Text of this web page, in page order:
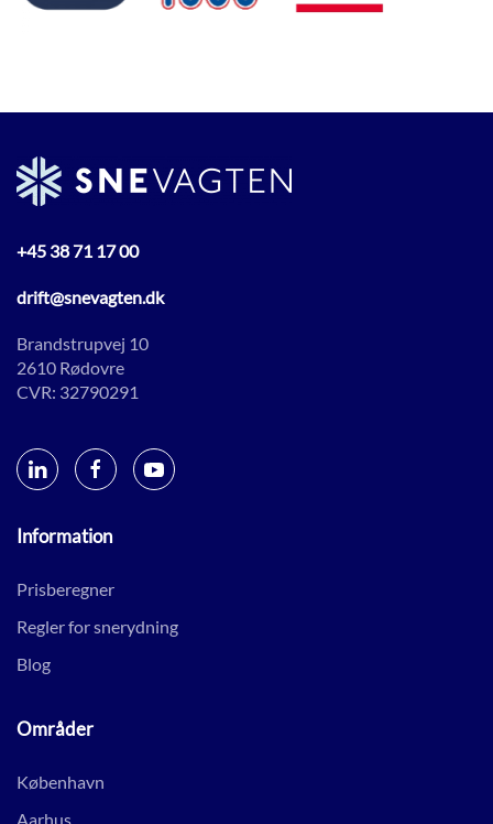
+45 38 71 17 00
drift@snevagten.dk
Brandstrupvej 10
2610 Rødovre
CVR: 32790291
Information
Prisberegner
Regler for snerydning
Blog
Områder
København
Aarhus